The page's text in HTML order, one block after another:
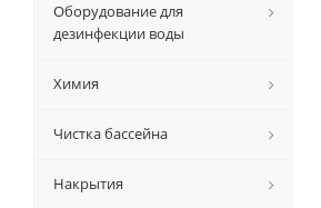
Оборудование для
дезинфекции воды
Химия
Чистка бассейна
Накрытия